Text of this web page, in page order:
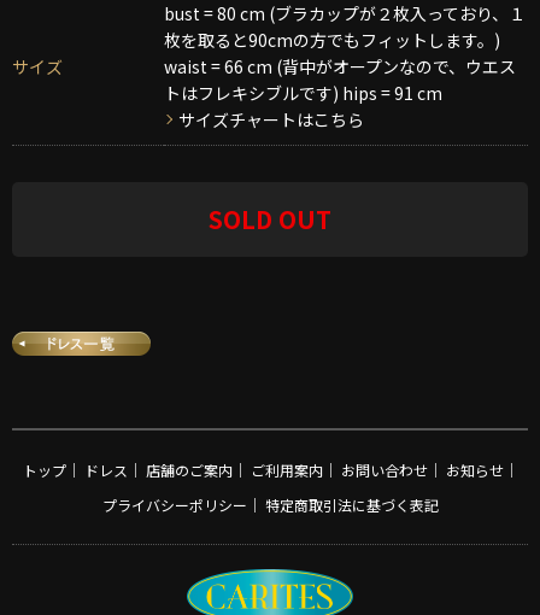
サイズ
bust = 80 cm (ブラカップが２枚入っており、１
枚を取ると90cmの方でもフィットします。)
waist = 66 cm (背中がオープンなので、ウエス
トはフレキシブルです) hips = 91 cm
サイズチャートはこちら
SOLD OUT
トップ｜ ドレス ｜ 店舗のご案内｜ ご利用案内｜ お問い合わせ｜ お知らせ｜
プライバシーポリシー ｜ 特定商取引法に基づく表記